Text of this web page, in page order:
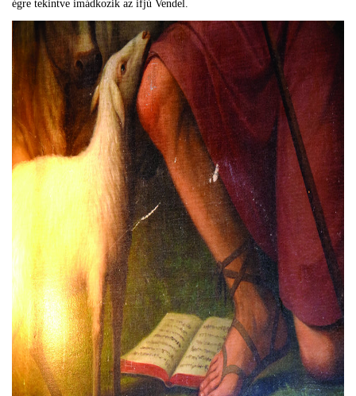
égre tekintve imádkozik az ifjú Vendel.